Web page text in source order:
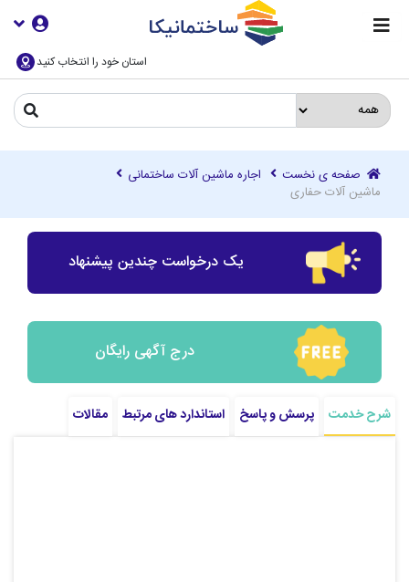
استان خود را انتخاب کنید
صفحه ی نخست
اجاره ماشین آلات ساختمانی
ماشین آلات حفاری
یک درخواست چندین پیشنهاد
درج آگهی رایگان
شرح خدمت پرسش و پاسخ استاندارد های مرتبط مقالات